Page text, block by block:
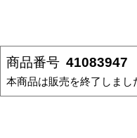
商品番号 41083947
本商品は販売を終了しまし